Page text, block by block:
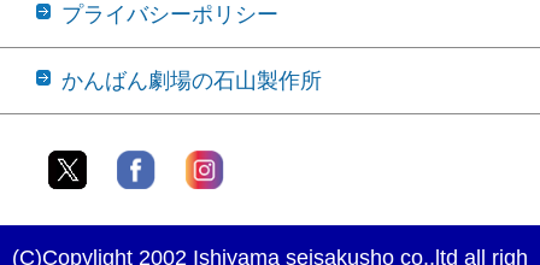
プライバシーポリシー
かんばん劇場の石山製作所
(C)Copylight 2002 Ishiyama seisakusho co.,ltd all righ